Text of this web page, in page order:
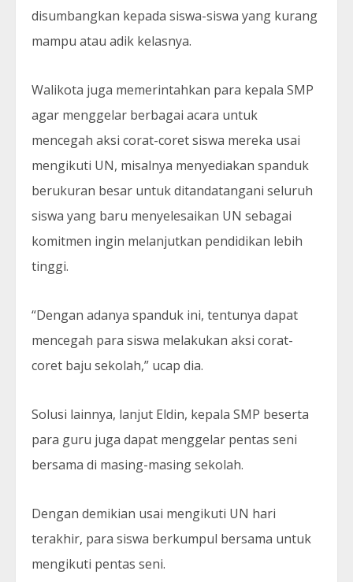
disumbangkan kepada siswa-siswa yang kurang
mampu atau adik kelasnya.
Walikota juga memerintahkan para kepala SMP
agar menggelar berbagai acara untuk
mencegah aksi corat-coret siswa mereka usai
mengikuti UN, misalnya menyediakan spanduk
berukuran besar untuk ditandatangani seluruh
siswa yang baru menyelesaikan UN sebagai
komitmen ingin melanjutkan pendidikan lebih
tinggi.
“Dengan adanya spanduk ini, tentunya dapat
mencegah para siswa melakukan aksi corat-
coret baju sekolah,” ucap dia.
Solusi lainnya, lanjut Eldin, kepala SMP beserta
para guru juga dapat menggelar pentas seni
bersama di masing-masing sekolah.
Dengan demikian usai mengikuti UN hari
terakhir, para siswa berkumpul bersama untuk
mengikuti pentas seni.